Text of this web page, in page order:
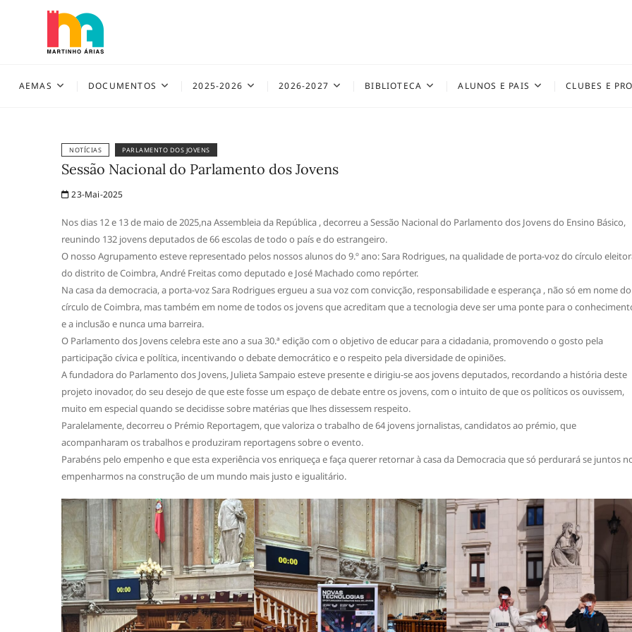
AEMAS DOCUMENTOS 2025-2026 2026-2027 BIBLIOTECA ALUNOS E PAIS CLUBES E
NOTÍCIAS PARLAMENTO DOS JOVENS
Sessão Nacional do Parlamento dos Jovens
23-Mai-2025
Nos dias 12 e 13 de maio de 2025,na Assembleia da República , decorreu a Sessão Nacional do Parlamento dos Jovens do Ensino Básico,
reunindo 132 jovens deputados de 66 escolas de todo o país e do estrangeiro.
O nosso Agrupamento esteve representado pelos nossos alunos do 9.º ano: Sara Rodrigues, na qualidade de porta-voz do círculo
do distrito de Coimbra, André Freitas como deputado e José Machado como repórter.
Na casa da democracia, a porta-voz Sara Rodrigues ergueu a sua voz com convicção, responsabilidade e esperança , não só em nome do
círculo de Coimbra, mas também em nome de todos os jovens que acreditam que a tecnologia deve ser uma ponte para o
e a inclusão e nunca uma barreira.
O Parlamento dos Jovens celebra este ano a sua 30.ª edição com o objetivo de educar para a cidadania, promovendo o gosto pela
participação cívica e política, incentivando o debate democrático e o respeito pela diversidade de opiniões.
A fundadora do Parlamento dos Jovens, Julieta Sampaio esteve presente e dirigiu-se aos jovens deputados, recordando a história deste
projeto inovador, do seu desejo de que este fosse um espaço de debate entre os jovens, com o intuito de que os políticos os ouvissem,
muito em especial quando se decidisse sobre matérias que lhes dissessem respeito.
Paralelamente, decorreu o Prémio Reportagem, que valoriza o trabalho de 64 jovens jornalistas, candidatos ao prémio, que
acompanharam os trabalhos e produziram reportagens sobre o evento.
Parabéns pelo empenho e que esta experiência vos enriqueça e faça querer retornar à casa da Democracia que só perdurará se juntos
empenharmos na construção de um mundo mais justo e igualitário.